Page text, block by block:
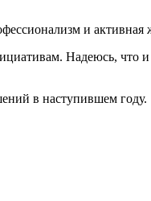
и активная
Надеюсь, что
в наступившем году.